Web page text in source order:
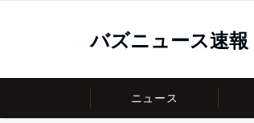
バズニュース速報
ニュース